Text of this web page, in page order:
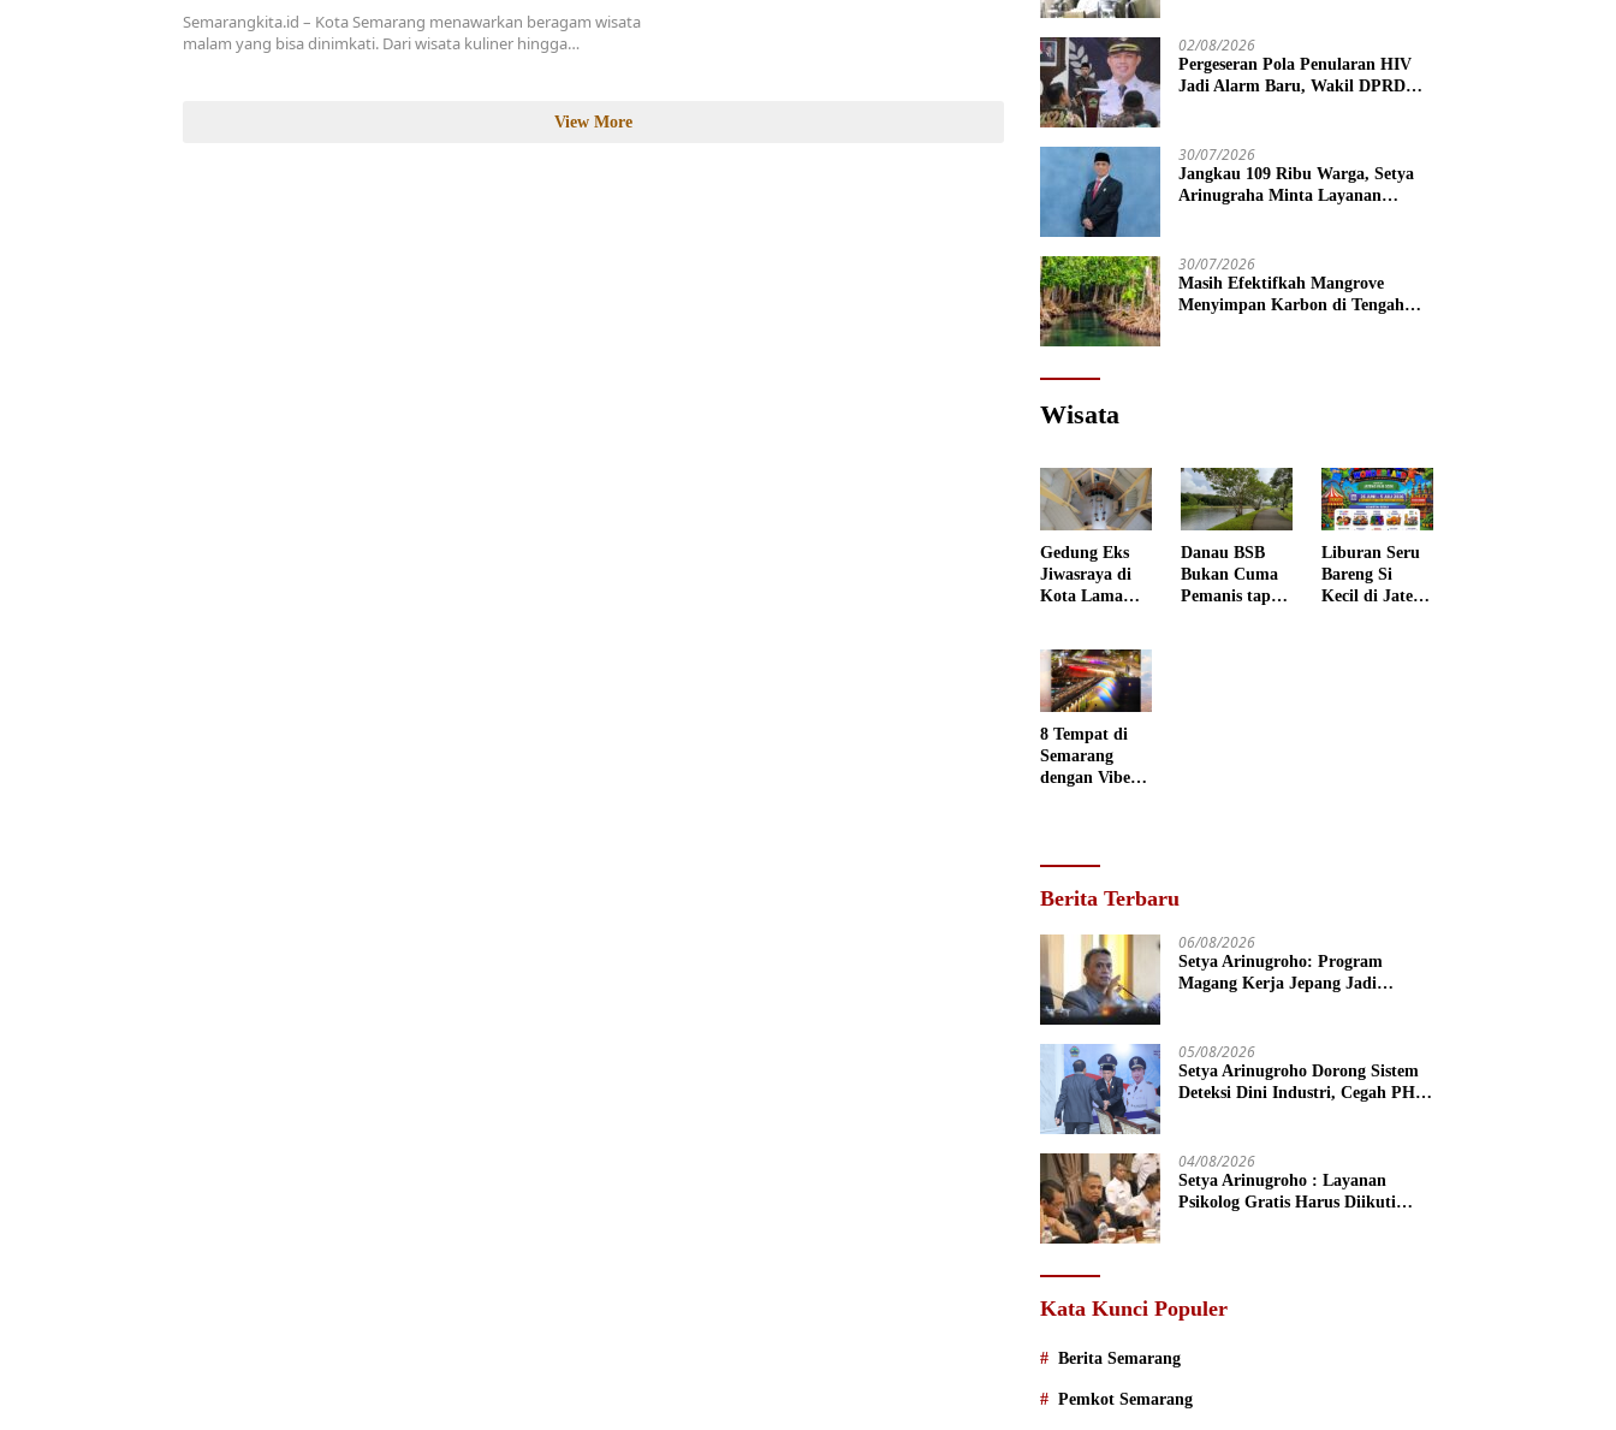
Semarangkita.id – Kota Semarang menawarkan beragam wisata
malam yang bisa dinimkati. Dari wisata kuliner hingga…
View More
02/08/2026
Pergeseran Pola Penularan HIV
Jadi Alarm Baru, Wakil DPRD
30/07/2026
Jangkau 109 Ribu Warga, Setya
Arinugraha Minta Layanan
30/07/2026
Masih Efektifkah Mangrove
Menyimpan Karbon di Tengah
Wisata
Gedung Eks
Jiwasraya di
Kota Lama
jadi Museum
Fotografi
Danau BSB
Bukan Cuma
Pemanis tapi
Liburan Seru
Bareng Si
Kecil di Jateng
8 Tempat di
Semarang
dengan Vibes
Berita Terbaru
06/08/2026
Setya Arinugroho: Program
Magang Kerja Jepang Jadi
05/08/2026
Setya Arinugroho Dorong Sistem
Deteksi Dini Industri, Cegah PHK
04/08/2026
Setya Arinugroho : Layanan
Psikolog Gratis Harus Diikuti
Kata Kunci Populer
Berita Semarang
Pemkot Semarang